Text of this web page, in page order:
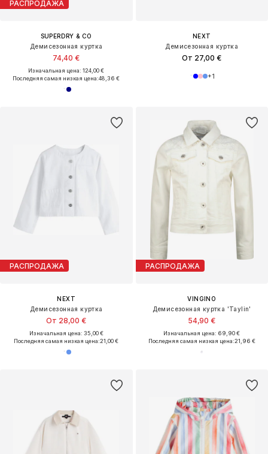
РАСПРОДАЖА
SUPERDRY & CO
Демисезонная куртка
74,40 €
Изначальная цена: 124,00 €
Последняя самая низкая цена:48,36 €
NEXT
Демисезонная куртка
От 27,00 €
+1
РАСПРОДАЖА
NEXT
Демисезонная куртка
От 28,00 €
Изначальная цена: 35,00 €
Последняя самая низкая цена:21,00 €
РАСПРОДАЖА
VINGINO
Демисезонная куртка 'Taylin'
54,90 €
Изначальная цена: 69,90 €
Последняя самая низкая цена:21,96 €